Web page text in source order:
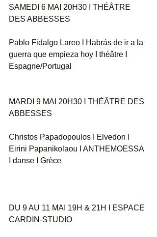
SAMEDI 6 MAI 20H30 I THÉÂTRE
DES ABBESSES
Pablo Fidalgo Lareo I Habrás de ir a la
guerra que empieza hoy I théâtre I
Espagne/Portugal
MARDI 9 MAI 20H30 I THÉÂTRE DES
ABBESSES
Christos Papadopoulos I Elvedon I
Eirini Papanikolaou I ANTHEMOESSA
I danse I Grèce
DU 9 AU 11 MAI 19H & 21H I ESPACE
CARDIN-STUDIO